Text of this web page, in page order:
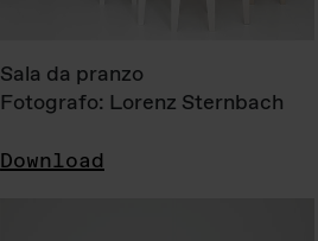
Sala da pranzo
Fotografo: Lorenz Sternbach
Download